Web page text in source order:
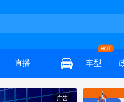
直播 车型
广告